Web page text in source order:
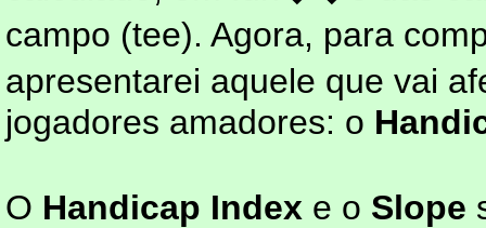
campo (tee). Agora, para
apresentarei aquele que vai
jogadores amadores: o
O Handicap Index e o Slope